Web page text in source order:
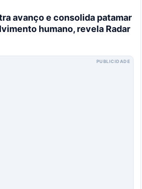
avanço e consolida patamar
humano, revela Radar
PUBLICIDADE